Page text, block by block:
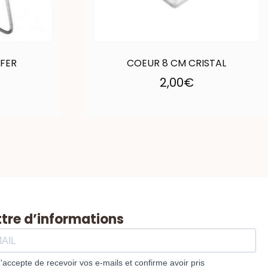
COEUR 8 CM CRISTAL
2,00€
d’informations
de recevoir vos e-mails et confirme avoir pris